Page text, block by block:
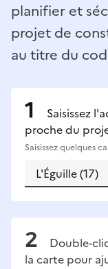
planifier et
projet de
au titre du
Saisissez
proche du
Saisissez quelques
Double-
la carte pour